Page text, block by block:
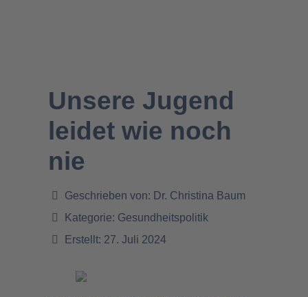
Unsere Jugend
leidet wie noch
nie
Geschrieben von: Dr. Christina Baum
Kategorie: Gesundheitspolitik
Erstellt: 27. Juli 2024